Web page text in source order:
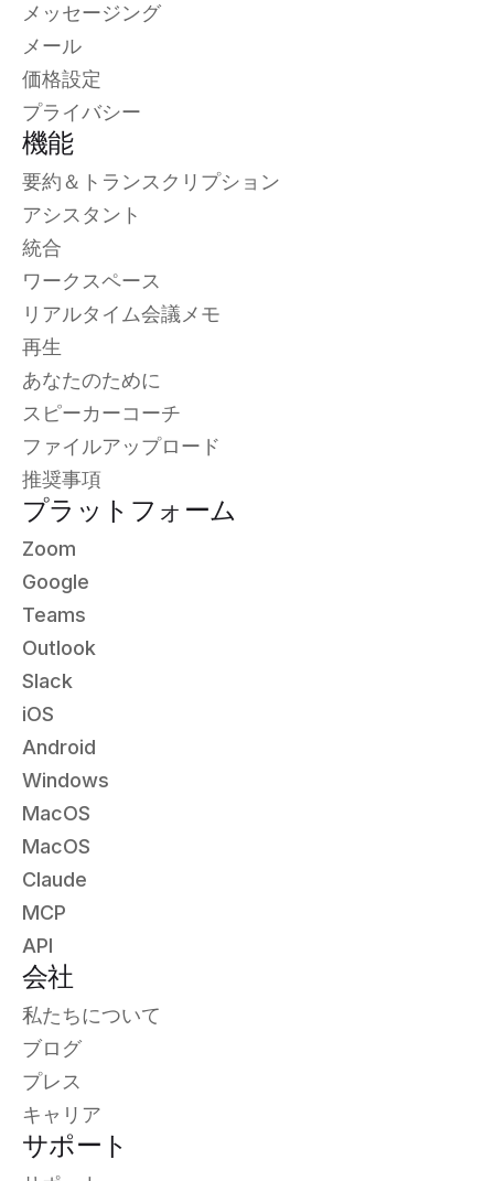
メッセージング
メール
価格設定
プライバシー
機能
要約＆トランスクリプション
アシスタント
統合
ワークスペース
リアルタイム会議メモ
再生
あなたのために
スピーカーコーチ
ファイルアップロード
推奨事項
プラットフォーム
Zoom
Google
Teams
Outlook
Slack
iOS
Android
Windows
MacOS
MacOS
Claude
MCP
API
会社
私たちについて
ブログ
プレス
キャリア
サポート